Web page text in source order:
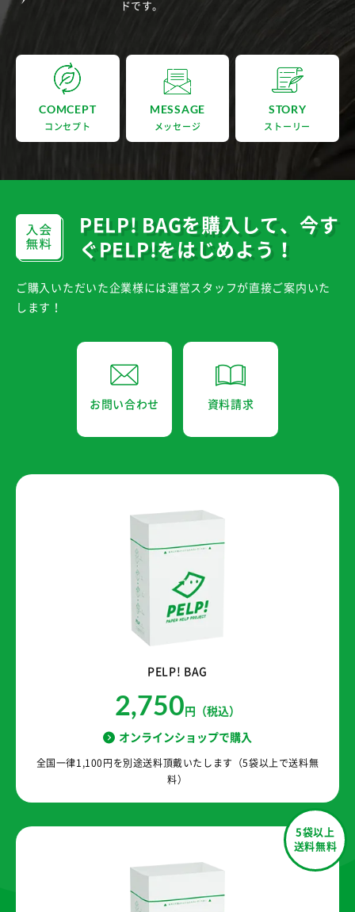
ドです。
COMCEPT
コンセプト
MESSAGE
メッセージ
STORY
ストーリー
PELP! BAGを購入して、 今す
ぐPELP!をはじめよう！
ご購入いただいた企業様には運営スタッフが直接ご案内いた
します！
お問い合わせ 資料請求
PELP! BAG
2,750 円（税込）
オンラインショップで購入
全国一律1,100円を別途送料頂戴いたします（5袋以上で送料無
料）
5袋以上
送料無料